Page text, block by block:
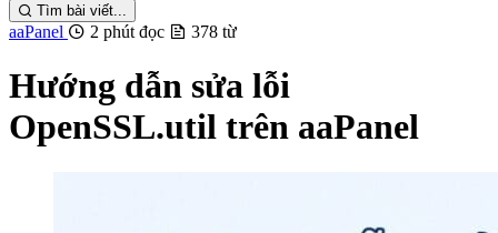
Tìm bài viết...
aaPanel 2 phút đọc 378 từ
Hướng dẫn sửa lỗi
OpenSSL.util trên aaPanel